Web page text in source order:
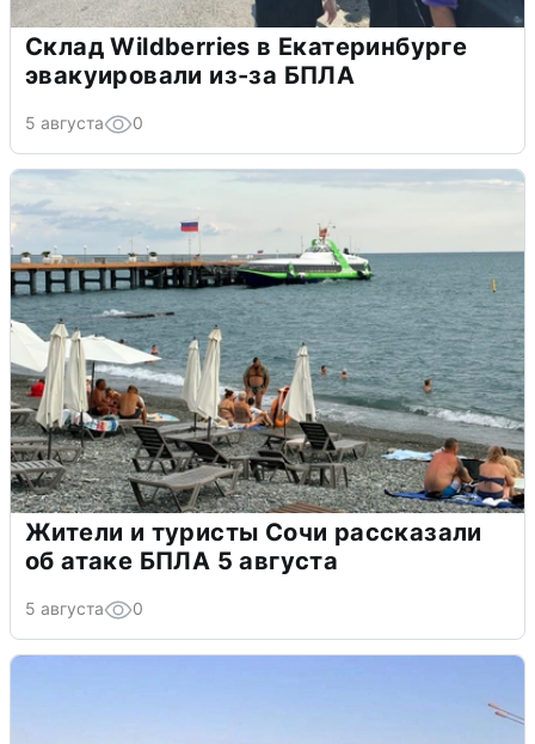
Склад Wildberries в Екатеринбурге
эвакуировали из-за БПЛА
5 августа 0
Жители и туристы Сочи рассказали
об атаке БПЛА 5 августа
5 августа 0